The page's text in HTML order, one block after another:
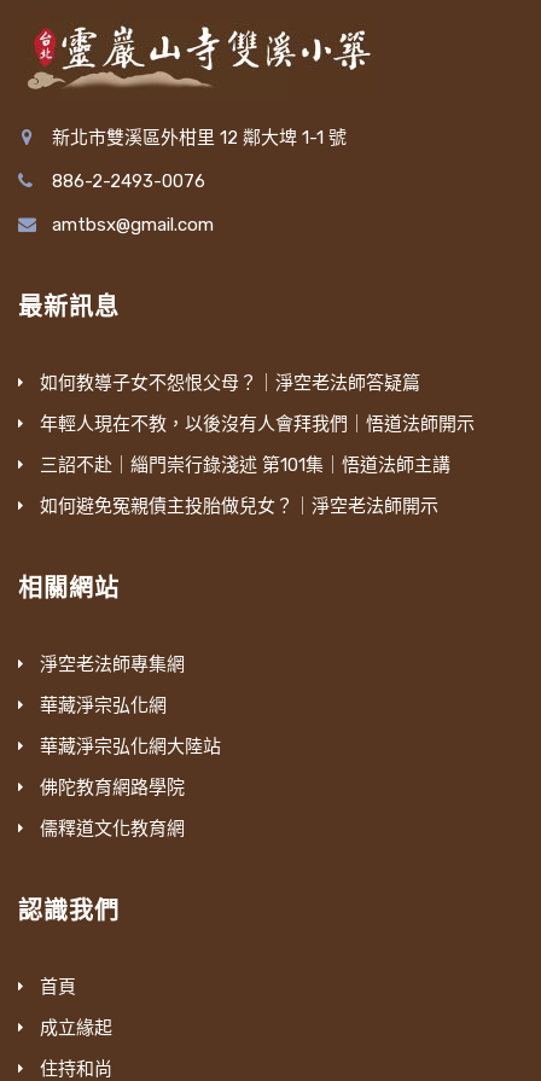
新北市雙溪區外柑里 12 鄰大埤 1-1 號
886-2-2493-0076
amtbsx@gmail.com
最新訊息
如何教導子女不怨恨父母？｜淨空老法師答疑篇
年輕人現在不教，以後沒有人會拜我們｜悟道法師開示
三詔不赴｜緇門崇行錄淺述 第101集｜悟道法師主講
如何避免冤親債主投胎做兒女？｜淨空老法師開示
相關網站
淨空老法師專集網
華藏淨宗弘化網
華藏淨宗弘化網大陸站
佛陀教育網路學院
儒釋道文化教育網
認識我們
首頁
成立緣起
住持和尚